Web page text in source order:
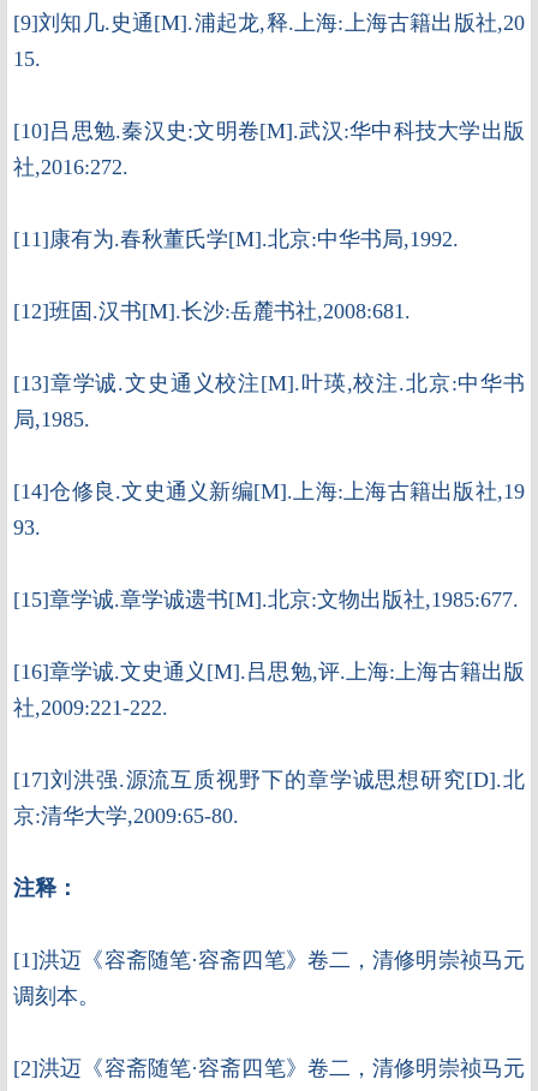
[9]刘知几.史通[M].浦起龙,释.上海:上海古籍出版社,20
15.
[10]吕思勉.秦汉史:文明卷[M].武汉:华中科技大学出版
社,2016:272.
[11]康有为.春秋董氏学[M].北京:中华书局,1992.
[12]班固.汉书[M].长沙:岳麓书社,2008:681.
[13]章学诚.文史通义校注[M].叶瑛,校注.北京:中华书
局,1985.
[14]仓修良.文史通义新编[M].上海:上海古籍出版社,19
93.
[15]章学诚.章学诚遗书[M].北京:文物出版社,1985:677.
[16]章学诚.文史通义[M].吕思勉,评.上海:上海古籍出版
社,2009:221-222.
[17]刘洪强.源流互质视野下的章学诚思想研究[D].北
京:清华大学,2009:65-80.
注释：
[1]洪迈《容斋随笔·容斋四笔》卷二，清修明崇祯马元
调刻本。
[2]洪迈《容斋随笔·容斋四笔》卷二，清修明崇祯马元